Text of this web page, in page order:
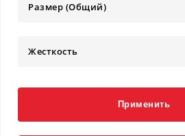
Размер (Общий)
Жесткость
Применить